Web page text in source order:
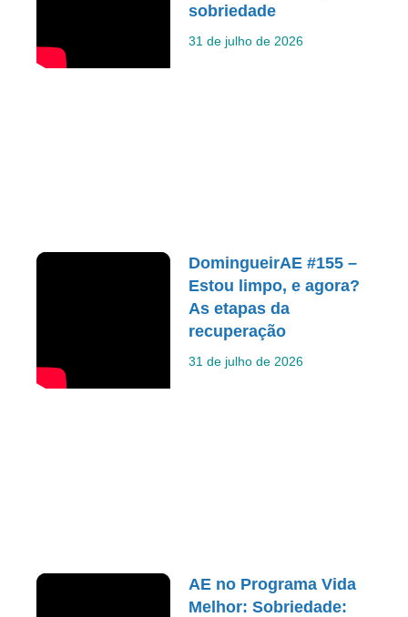
sobriedade
31 de julho de 2026
DomingueirAE #155 –
Estou limpo, e agora?
As etapas da
recuperação
31 de julho de 2026
AE no Programa Vida
Melhor: Sobriedade: